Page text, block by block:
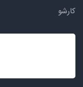
کارشو